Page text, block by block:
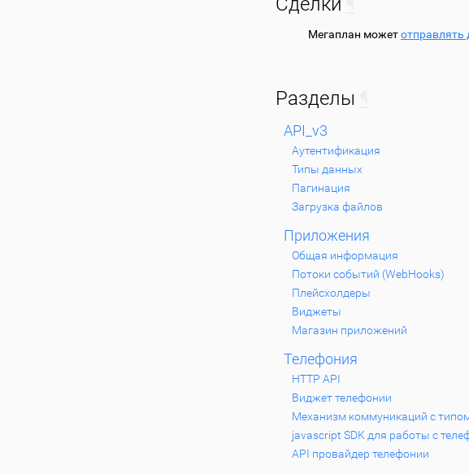
Мегаплан можетотправлять
Разделы
API_v3
Аутентификация
Типы данных
Пагинация
Загрузка файлов
Приложения
Общая информация
Потоки событий (WebHooks)
Плейсхолдеры
Виджеты
Магазин приложений
Телефония
HTTP API
Виджет телефонии
Механизм коммуникаций с
javascript SDK для работы с
API провайдер телефонии